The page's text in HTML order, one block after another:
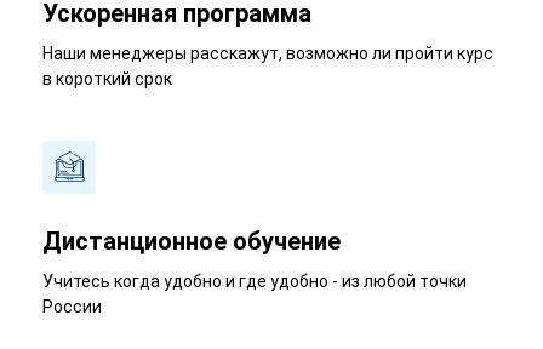
Ускоренная программа
Наши менеджеры расскажут, возможно ли пройти курс
в короткий срок
Дистанционное обучение
Учитесь когда удобно и где удобно - из любой точки
России